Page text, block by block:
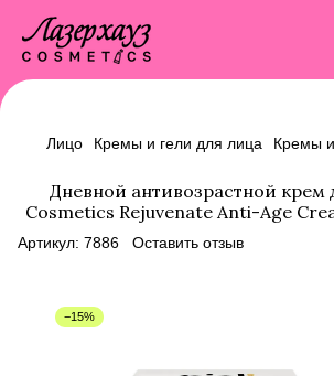
Лицо Кремы и гели для лица Кремы
Дневной антивозрастной крем
Cosmetics Rejuvenate Anti-Age
Артикул: 7886 Оставить отзыв
−15%